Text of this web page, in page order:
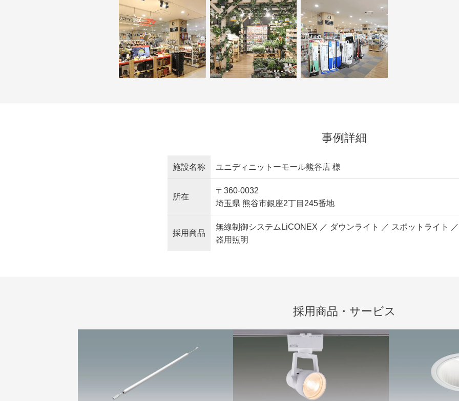
事例詳細
施設名称 ユニディニットーモール熊谷店 様
所在
〒360-0032
埼玉県 熊谷市銀座2丁目245番地
採用商品
無線制御システムLiCONEX ／ ダウンライト ／ スポットライト
器用照明
採用商品・サービス